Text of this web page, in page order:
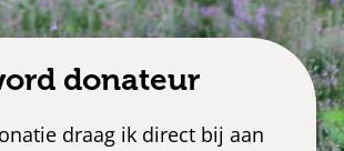
donateur
draag ik direct bij aan